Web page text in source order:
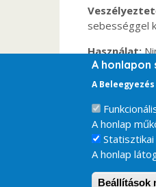
sebességgel
Használat
A honlapon
A
A honlap
Statisztikai
A honlap
Beállítások